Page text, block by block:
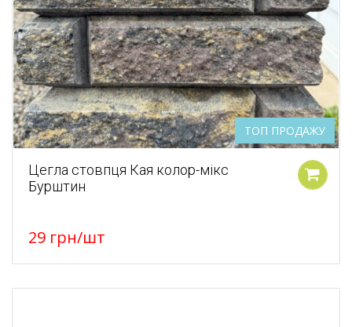
ТОП ПРОДАЖУ
Цегла стовпця Кая колор-мікс
Бурштин
29 грн/шт